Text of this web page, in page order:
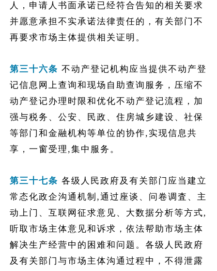
人，申请人书面承诺已经符合告知的相关要求
并愿意承担不实承诺法律责任的，有关部门不
再要求市场主体提供相关证明。
第三十六条 不动产登记机构应当提供不动产登
记信息网上查询和现场自助查询服务，压缩不
动产登记办理时限和优化不动产登记流程，加
强与税务、公安、民政、住房城乡建设、社保
等部门和金融机构等单位的协作,实现信息共
享，一窗受理,集中服务。
第三十七条 各级人民政府及有关部门应当建立
常态化政企沟通机制,通过座谈、问卷调査、主
动上门、互联网征求意见、大数据分析等方式,
听取市场主体意见和诉求，依法帮助市场主体
解决生产经营中的困难和问题。各级人民政府
及有关部门与市场主体沟通过程中，不得泄露